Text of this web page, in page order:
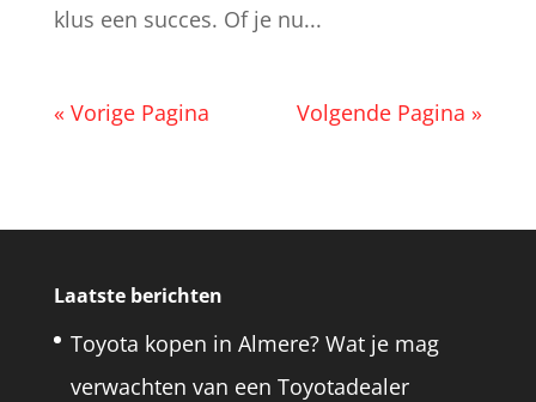
klus een succes. Of je nu...
« Vorige Pagina Volgende Pagina »
Laatste berichten
Toyota kopen in Almere? Wat je mag
verwachten van een Toyotadealer